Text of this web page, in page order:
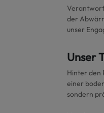
der
unser
Unser
Hinter den
einer
sondern